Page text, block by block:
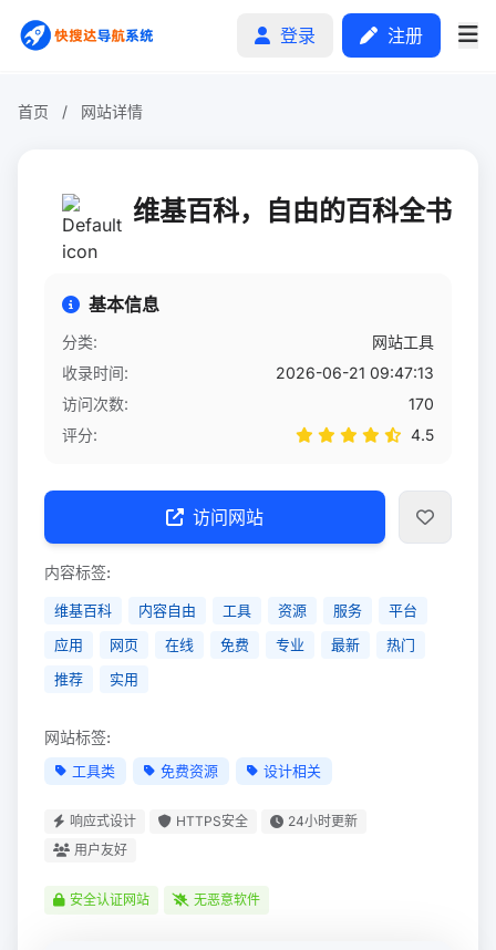
登录 注册
分类排行
自助广告
首页 / 网站详情
维基百科，自由的百科全书
基本信息
分类:
网站工具
收录时间:
2026-06-21 09:47:13
访问次数:
170
评分:
4.5
访问网站
内容标签:
维基百科 内容自由 工具 资源 服务
平台
应用
网页 在线 免费 专业 最新
热门
推荐
实用
网站标签:
工具类 免费资源 设计相关
响应式设计 HTTPS安全
24小时更新
用户友好
安全认证网站 无恶意软件